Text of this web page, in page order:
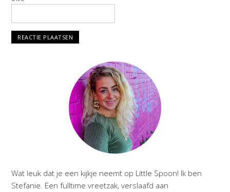
Wat leuk dat je een kijkje neemt op Little Spoon! Ik ben
Stefanie. Een fulltime vreetzak, verslaafd aan